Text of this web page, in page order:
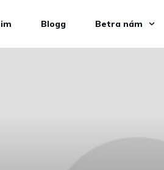
Blogg Betra nám